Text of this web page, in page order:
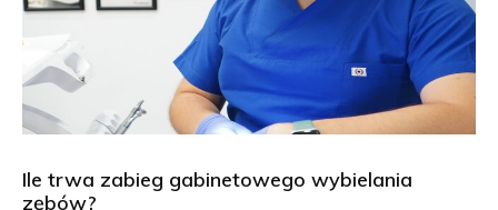
Ile trwa zabieg gabinetowego wybielania
zębów?